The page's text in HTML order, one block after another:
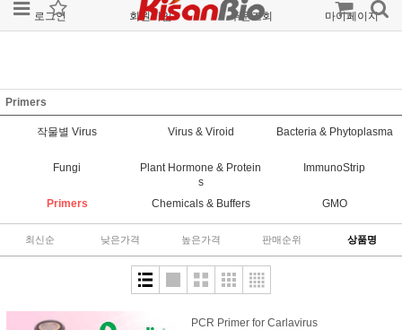
로그인 회원가입 주문조회 마이페이지
Primers
작물별 Virus Virus & Viroid Bacteria & Phytoplasma
Fungi
Plant Hormone & Protein
s
ImmunoStrip
Primers Chemicals & Buffers GMO
최신순 낮은가격 높은가격 판매순위 상품명
PCR Primer for Carlavirus